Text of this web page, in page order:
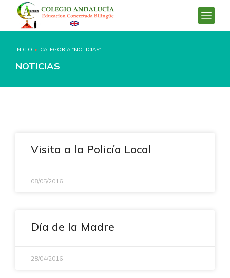
Estás aquí:
INICIO CATEGORÍA "NOTICIAS"
NOTICIAS
Visita a la Policía Local
08/05/2016
Día de la Madre
28/04/2016